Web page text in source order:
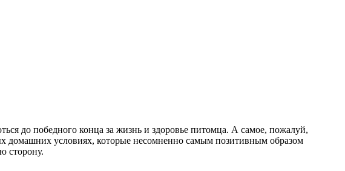
до победного конца за жизнь и здоровье питомца. А самое, пожалуй,
домашних условиях, которые несомненно самым позитивным образом
сторону.